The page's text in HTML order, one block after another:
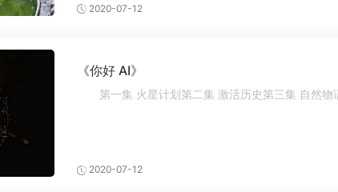
2020-07-12
《你好 AI》
第一集 火星计划第二集 激活历史第三集 自然
2020-07-12